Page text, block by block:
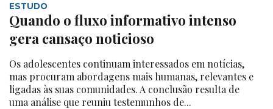
ESTUDO
Quando o fluxo informativo intenso
gera cansaço noticioso
Os adolescentes continuam interessados em notícias,
mas procuram abordagens mais humanas, relevantes e
ligadas às suas comunidades. A conclusão resulta de
uma análise que reuniu testemunhos de...